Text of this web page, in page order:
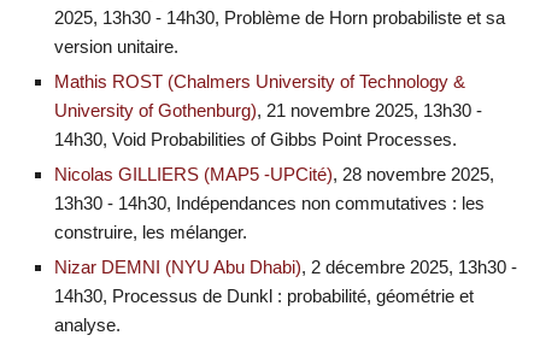
2025, 13h30 - 14h30, Problème de Horn probabiliste et sa
version unitaire.
Mathis ROST (Chalmers University of Technology &
University of Gothenburg), 21 novembre 2025, 13h30 -
14h30, Void Probabilities of Gibbs Point Processes.
Nicolas GILLIERS (MAP5 -UPCité), 28 novembre 2025,
13h30 - 14h30, Indépendances non commutatives : les
construire, les mélanger.
Nizar DEMNI (NYU Abu Dhabi), 2 décembre 2025, 13h30 -
14h30, Processus de Dunkl : probabilité, géométrie et
analyse.